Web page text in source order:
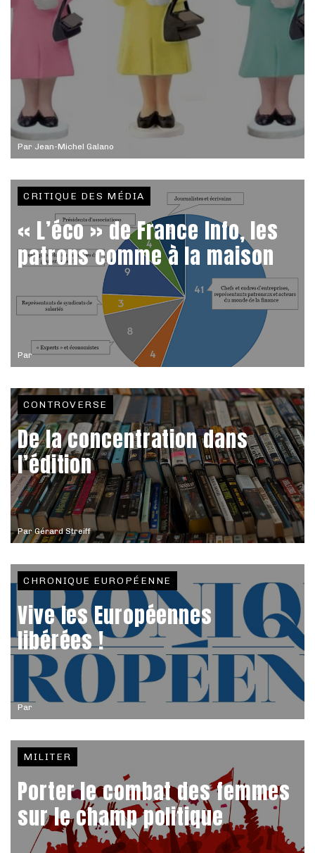
Par Jean-Michel Galano
Par
CRITIQUE DES MÉDIA
« L’éco » de France Info, les
patrons comme à la maison
ParGérard Streiff
CONTROVERSE
De la concentration dans
l’édition
Par
CHRONIQUE EUROPÉENNE
Vive les Européennes
libérées !
MILITER
Porter le combat des femmes
sur le champ politique